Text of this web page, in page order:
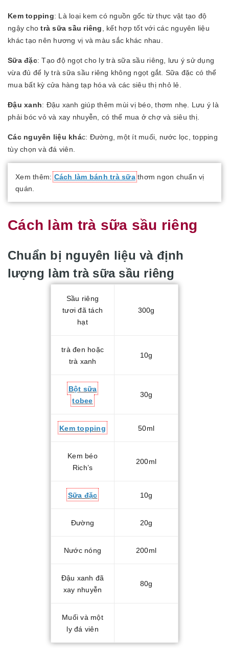
Kem topping: Là loại kem có nguồn gốc từ thực vật tạo độ
ngậy chotrà sữa sầu riêng , kết hợp tốt với các nguyên liệu
khác tạo nên hương vị và màu sắc khác nhau.
Sữa đặc: Tạo độ ngọt cho ly trà sữa sầu riêng, lưu ý sử dụng
vừa đủ để ly trà sữa sầu riêng không ngọt gắt. Sữa đặc có thể
mua bất kỳ cửa hàng tạp hóa và các siêu thị nhỏ lẻ.
Đậu xanh: Đậu xanh giúp thêm mùi vị béo, thơm nhẹ. Lưu ý là
phải bóc vỏ và xay nhuyễn, có thể mua ở chợ và siêu thị.
Các nguyên liệu khác: Đường, một ít muối, nước lọc, topping
tùy chọn và đá viên.
Xem thêm:Cách làm bánh trà sữathơm ngon chuẩn vị
quán.
Cách làm trà sữa sầu riêng
Chuẩn bị nguyên liệu và định
lượng làm trà sữa sầu riêng
Sầu riêng
tươi đã tách
hạt
300g
trà đen hoặc
trà xanh
10g
Bột sữa
tobee
30g
Kem topping 50ml
Kem béo
Rich’s
200ml
Sữa đặc 10g
Đường 20g
Nước nóng 200ml
Đậu xanh đã
xay nhuyễn
80g
Muối và một
ly đá viên